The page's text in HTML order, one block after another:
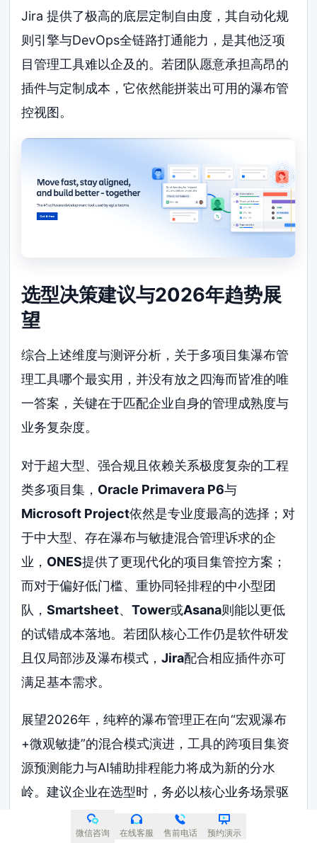
Jira 提供了极高的底层定制自由度，其自动化规
则引擎与DevOps全链路打通能力，是其他泛项
目管理工具难以企及的。若团队愿意承担高昂的
插件与定制成本，它依然能拼装出可用的瀑布管
控视图。
选型决策建议与2026年趋势展
望
综合上述维度与测评分析，关于多项目集瀑布管
理工具哪个最实用，并没有放之四海而皆准的唯
一答案，关键在于匹配企业自身的管理成熟度与
业务复杂度。
对于超大型、强合规且依赖关系极度复杂的工程
类多项目集， Oracle Primavera P6与
Microsoft Project依然是专业度最高的选择；对
于中大型、存在瀑布与敏捷混合管理诉求的企
业， ONES提供了更现代化的项目集管控方案；
而对于偏好低门槛、重协同轻排程的中小型团
队，Smartsheet、Tower或Asana则能以更低
的试错成本落地。若团队核心工作仍是软件研发
且仅局部涉及瀑布模式，Jira配合相应插件亦可
满足基本需求。
展望2026年，纯粹的瀑布管理正在向“宏观瀑布
+微观敏捷”的混合模式演进，工具的跨项目集资
源预测能力与AI辅助排程能力将成为新的分水
岭。建议企业在选型时，务必以核心业务场景驱
动，利用本文提供的维度进行概念验证
微信咨询 在线客服 售前电话 预约演示